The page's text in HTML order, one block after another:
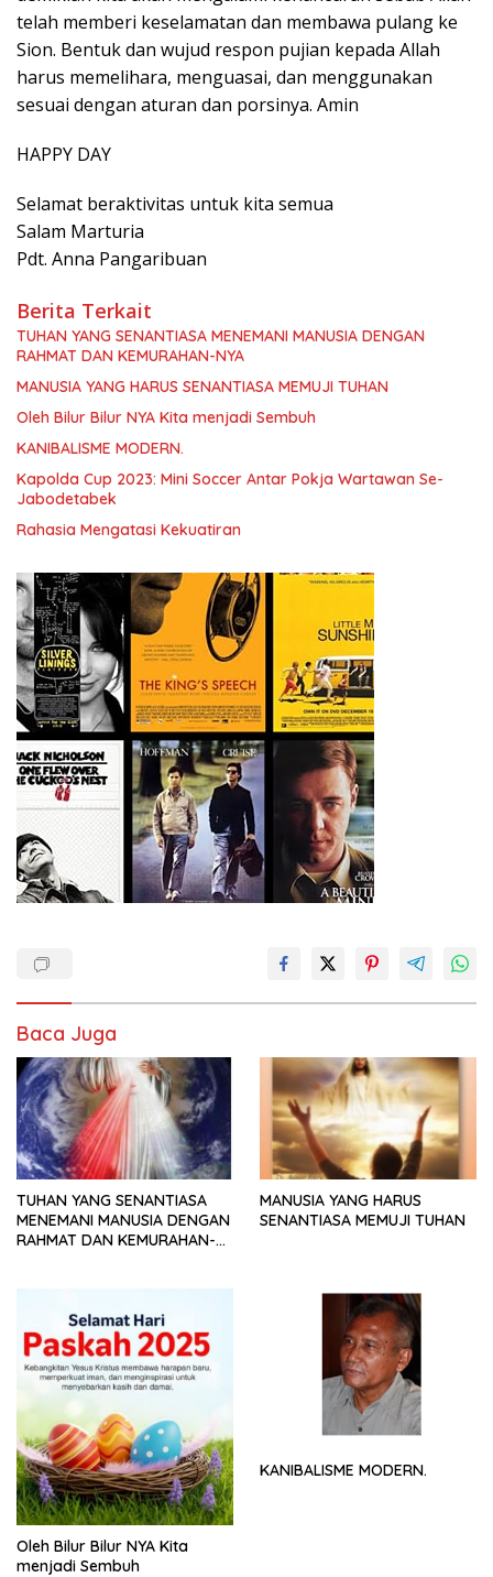
telah memberi keselamatan dan membawa pulang ke
Sion. Bentuk dan wujud respon pujian kepada Allah
harus memelihara, menguasai, dan menggunakan
sesuai dengan aturan dan porsinya. Amin
HAPPY DAY
Selamat beraktivitas untuk kita semua
Salam Marturia
Pdt. Anna Pangaribuan
Berita Terkait
TUHAN YANG SENANTIASA MENEMANI MANUSIA DENGAN
RAHMAT DAN KEMURAHAN-NYA
MANUSIA YANG HARUS SENANTIASA MEMUJI TUHAN
Oleh Bilur Bilur NYA Kita menjadi Sembuh
KANIBALISME MODERN.
Kapolda Cup 2023: Mini Soccer Antar Pokja Wartawan Se-
Jabodetabek
Rahasia Mengatasi Kekuatiran
Baca Juga
TUHAN YANG SENANTIASA
MENEMANI MANUSIA DENGAN
RAHMAT DAN KEMURAHAN-
MANUSIA YANG HARUS
SENANTIASA MEMUJI TUHAN
Oleh Bilur Bilur NYA Kita
menjadi Sembuh
KANIBALISME MODERN.